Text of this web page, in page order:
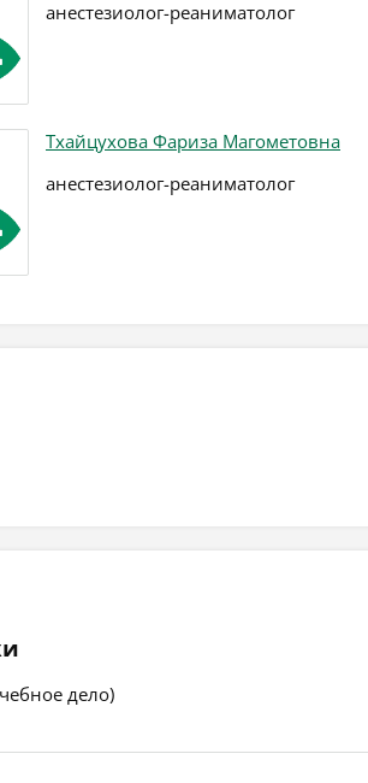
анестезиолог-реаниматолог
Тхайцухова Фариза Магометовна
анестезиолог-реаниматолог
дело)